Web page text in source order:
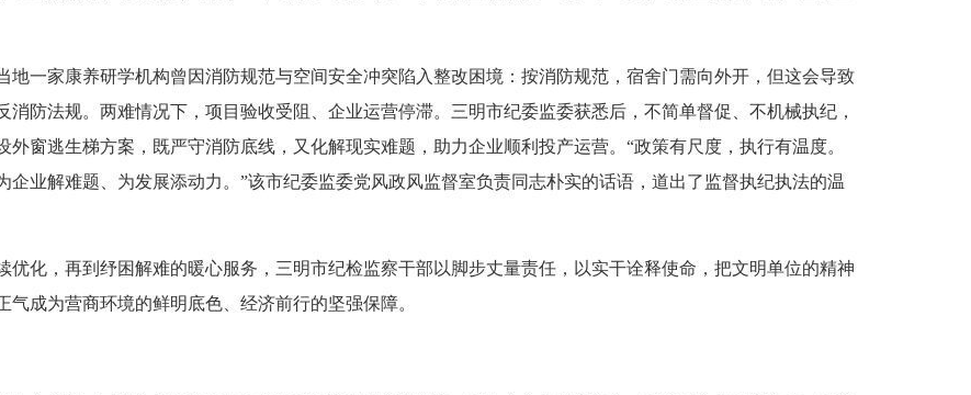
家康养研学机构曾因消防规范与空间安全冲突陷入整改困境：按消防规范，宿舍门需向外开，但这会导致
防法规。两难情况下，项目验收受阻、企业运营停滞。三明市纪委监委获悉后，不简单督促、不机械执纪，
窗逃生梯方案，既严守消防底线，又化解现实难题，助力企业顺利投产运营。“政策有尺度，执行有温度。
业解难题、为发展添动力。”该市纪委监委党风政风监督室负责同志朴实的话语，道出了监督执纪执法的温
，再到纾困解难的暖心服务，三明市纪检监察干部以脚步丈量责任，以实干诠释使命，把文明单位的精神
成为营商环境的鲜明底色、经济前行的坚强保障。